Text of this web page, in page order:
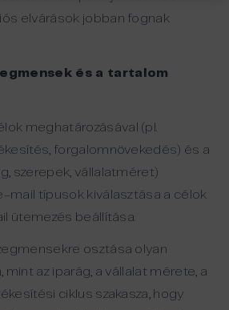
elvárások jobban fognak
és a tartalom
meghatározásával (pl.
forgalomnövekedés) és a
szerepek, vállalatméret)
mail típusok kiválasztása a célok
ütemezés beállítása.
osztása olyan
mint az iparág, a vállalat mérete, a
ciklus szakasza, hogy